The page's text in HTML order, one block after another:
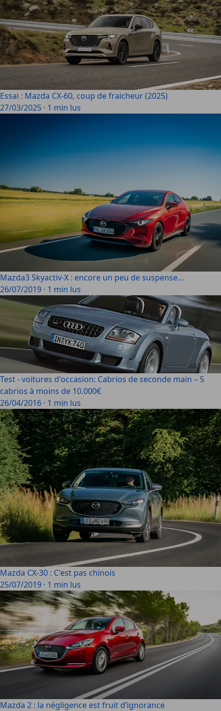
Essai : Mazda CX-60, coup de fraicheur (2025)
27/03/2025 · 1 min lus
Mazda3 Skyactiv-X : encore un peu de suspense…
26/07/2019 · 1 min lus
Test - voitures d'occasion: Cabrios de seconde main – 5
cabrios à moins de 10.000€
26/04/2016 · 1 min lus
Mazda CX-30 : C'est pas chinois
25/07/2019 · 1 min lus
Mazda 2 : la négligence est fruit d’ignorance